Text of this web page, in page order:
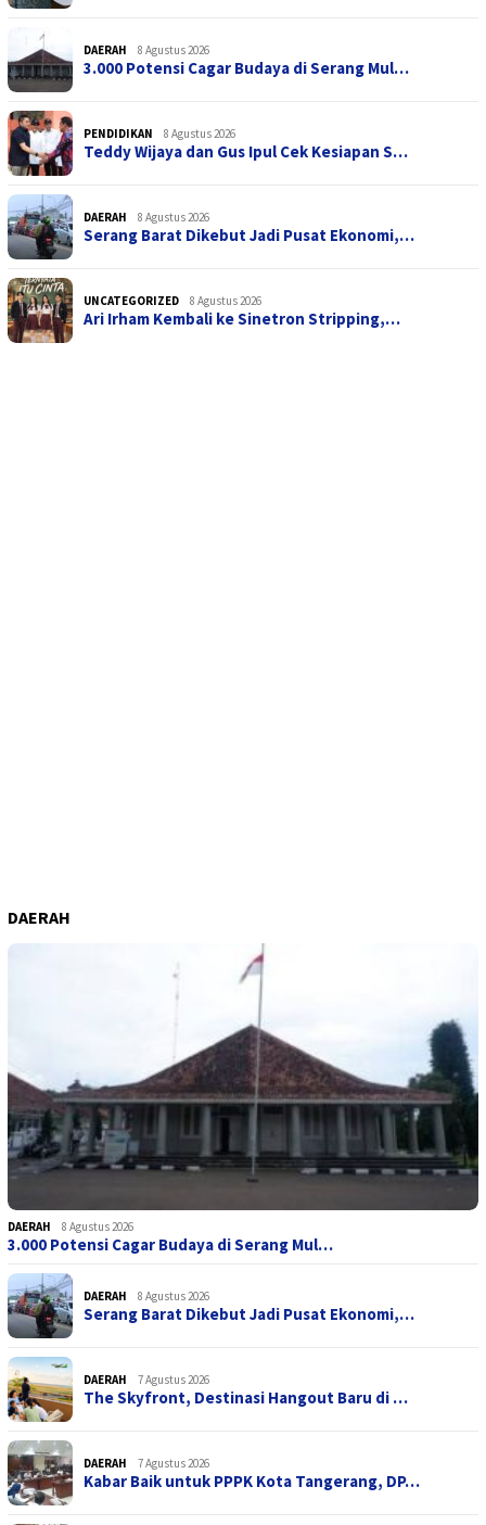
DAERAH 8 Agustus 2026
3.000 Potensi Cagar Budaya di Serang Mul…
PENDIDIKAN 8 Agustus 2026
Teddy Wijaya dan Gus Ipul Cek Kesiapan S…
DAERAH 8 Agustus 2026
Serang Barat Dikebut Jadi Pusat Ekonomi,…
UNCATEGORIZED 8 Agustus 2026
Ari Irham Kembali ke Sinetron Stripping,…
DAERAH
DAERAH 8 Agustus 2026
3.000 Potensi Cagar Budaya di Serang Mul…
DAERAH 8 Agustus 2026
Serang Barat Dikebut Jadi Pusat Ekonomi,…
DAERAH 7 Agustus 2026
The Skyfront, Destinasi Hangout Baru di …
DAERAH 7 Agustus 2026
Kabar Baik untuk PPPK Kota Tangerang, DP…